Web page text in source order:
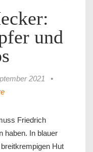
und
2021
•
Friedrich
haben. In blauer
Hut